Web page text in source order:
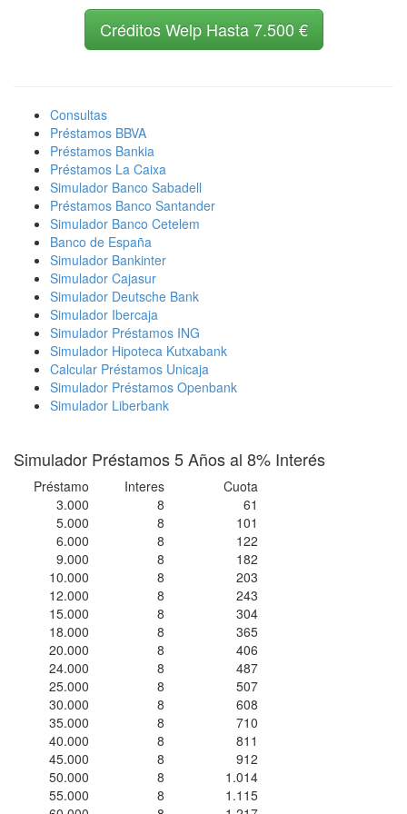
Créditos Welp Hasta 7.500 €
Consultas
Préstamos BBVA
Préstamos Bankia
Préstamos La Caixa
Simulador Banco Sabadell
Préstamos Banco Santander
Simulador Banco Cetelem
Banco de España
Simulador Bankinter
Simulador Cajasur
Simulador Deutsche Bank
Simulador Ibercaja
Simulador Préstamos ING
Simulador Hipoteca Kutxabank
Calcular Préstamos Unicaja
Simulador Préstamos Openbank
Simulador Liberbank
Simulador Préstamos 5 Años al 8% Interés
Préstamo Interes
Cuota
3.000
8
61
5.000
8
101
6.000
8
122
9.000
8
182
10.000
8
203
12.000
8
243
15.000
8
304
18.000
8
365
20.000
8
406
24.000
8
487
25.000
8
507
30.000
8
608
35.000
8
710
40.000
8
811
45.000
8
912
50.000
8
1.014
55.000
8
1.115